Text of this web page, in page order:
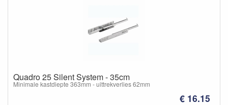
Quadro 25 Silent System - 35cm
Minimale kastdiepte 363mm - uittrekverlies 62mm
€ 16.15